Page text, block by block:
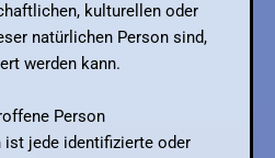
kulturellen oder
natürlichen Person sind,
werden kann.
Person
ist jede identifizierte oder